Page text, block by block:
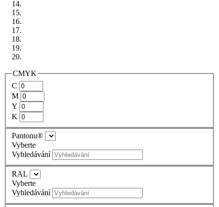
CMYK
C
M
Y
K
Pantonu®
Vyberte
Vyhledávání
RAL
Vyberte
Vyhledávání